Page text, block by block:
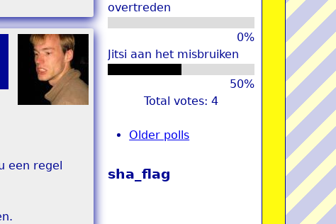
een regel
overtreden
0%
Jitsi aan het misbruiken
50%
Total votes: 4
Older polls
sha_flag